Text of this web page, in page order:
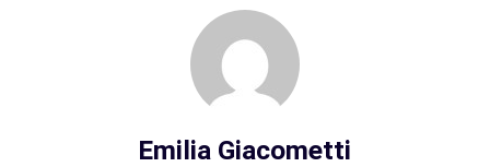
Emilia Giacometti